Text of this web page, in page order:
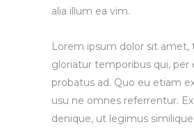
alia illum ea vim.
Lorem ipsum dolor sit amet,
gloriatur temporibus qui, per
probatus ad. Quo eu etiam
usu ne omnes referrentur.
denique, ut legimus